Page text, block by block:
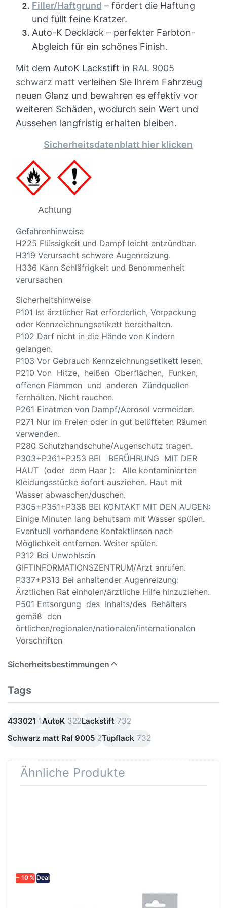
Filler/Haftgrund – fördert die Haftung
und füllt feine Kratzer.
Auto-K Decklack – perfekter Farbton-
Abgleich für ein schönes Finish.
Mit dem AutoK Lackstift in RAL 9005
schwarz matt verleihen Sie Ihrem Fahrzeug
neuen Glanz und bewahren es effektiv vor
weiteren Schäden, wodurch sein Wert und
Aussehen langfristig erhalten bleiben.
Sicherheitsdatenblatt hier klicken
Achtung
Gefahrenhinweise
H225 Flüssigkeit und Dampf leicht entzündbar.
H319 Verursacht schwere Augenreizung.
H336 Kann Schläfrigkeit und Benommenheit
verursachen
Sicherheitshinweise
P101 Ist ärztlicher Rat erforderlich, Verpackung
oder Kennzeichnungsetikett bereithalten.
P102 Darf nicht in die Hände von Kindern
gelangen.
P103 Vor Gebrauch Kennzeichnungsetikett lesen.
P210 Von Hitze, heißen Oberflächen, Funken,
offenen Flammen und anderen Zündquellen
fernhalten. Nicht rauchen.
P261 Einatmen von Dampf/Aerosol vermeiden.
P271 Nur im Freien oder in gut belüfteten Räumen
verwenden.
P280 Schutzhandschuhe/Augenschutz tragen.
P303+P361+P353 BEI BERÜHRUNG MIT DER
HAUT (oder dem Haar ): Alle kontaminierten
Kleidungsstücke sofort ausziehen. Haut mit
Wasser abwaschen/duschen.
P305+P351+P338 BEI KONTAKT MIT DEN AUGEN:
Einige Minuten lang behutsam mit Wasser spülen.
Eventuell vorhandene Kontaktlinsen nach
Möglichkeit entfernen. Weiter spülen.
P312 Bei Unwohlsein
GIFTINFORMATIONSZENTRUM/Arzt anrufen.
P337+P313 Bei anhaltender Augenreizung:
Ärztlichen Rat einholen/ärztliche Hilfe hinzuziehen.
P501 Entsorgung des Inhalts/des Behälters
gemäß den
örtlichen/regionalen/nationalen/internationalen
Vorschriften
Sicherheitsbestimmungen
Tags
433021 1AutoK 322Lackstift 732
Schwarz matt Ral 9005 2Tupflack 732
Ähnliche Produkte
− 10 % Deal
AutoK Lackstift,
Tupflack,